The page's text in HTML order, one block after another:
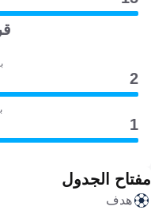
2
1
مفتاح الجدول
هدف